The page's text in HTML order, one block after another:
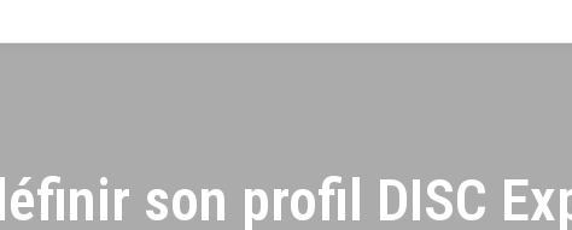
son profil DISC